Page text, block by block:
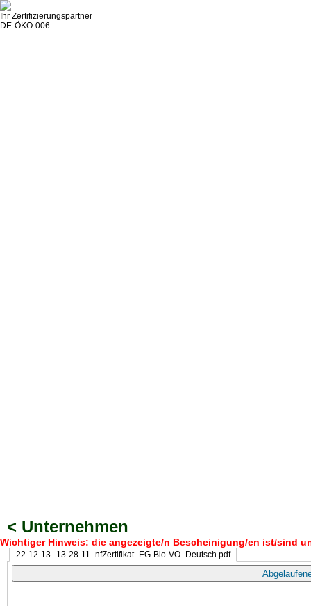
Ihr Zertifizierungspartner
DE-ÖKO-006
< Unternehmen
Wichtiger Hinweis: die angezeigte/n Bescheinigung/en ist/sind
22-12-13--13-28-11_nfZertifikat_EG-Bio-VO_Deutsch.pdf